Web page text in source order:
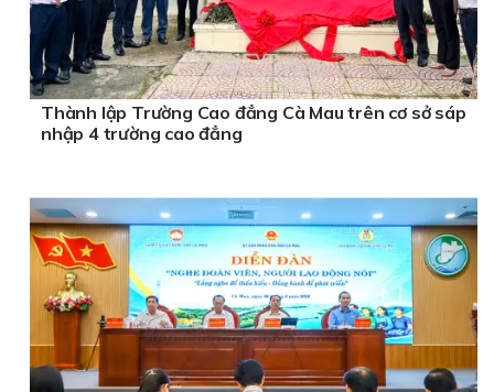
Thành lập Trường Cao đẳng Cà Mau trên cơ sở sáp
nhập 4 trường cao đẳng